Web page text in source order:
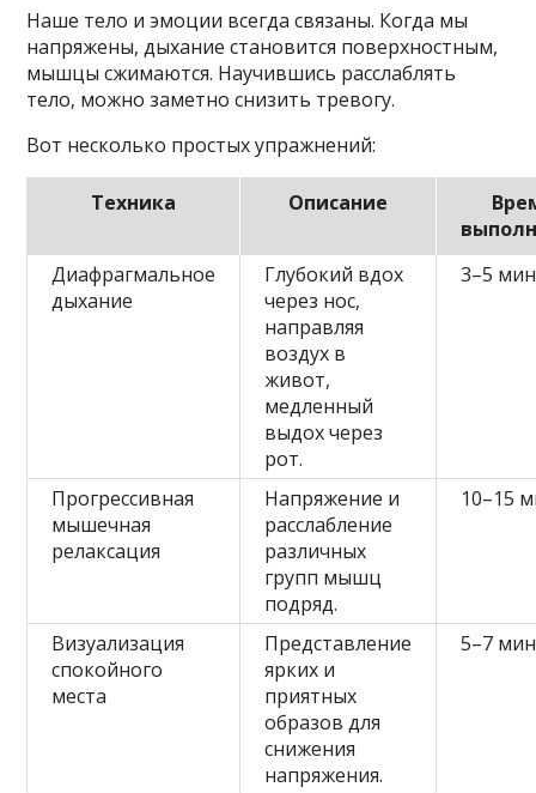
Наше тело и эмоции всегда связаны. Когда мы
напряжены, дыхание становится поверхностным,
мышцы сжимаются. Научившись расслаблять
тело, можно заметно снизить тревогу.
Вот несколько простых упражнений:
Техника Описание
Диафрагмальное
дыхание
Глубокий вдох
через нос,
направляя
воздух в
живот,
медленный
выдох через
рот.
3–5
Прогрессивная
мышечная
релаксация
Напряжение и
расслабление
различных
групп мышц
подряд.
10–15
Визуализация
спокойного
места
Представление
ярких и
приятных
образов для
снижения
напряжения.
5–7